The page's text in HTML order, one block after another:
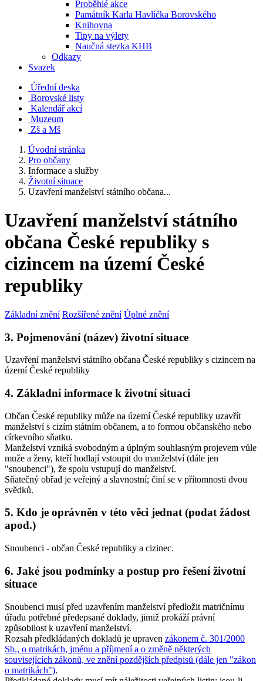
Proběhlé akce
Památník Karla Havlíčka Borovského
Knihovna
Tipy na výlety
Naučná stezka KHB
Odkazy
Svazek
Úřední deska
Borovské listy
Kalendář akcí
Muzeum
Zš a Mš
Úvodní stránka
Pro občany
Informace a služby
Životní situace
Uzavření manželství státního občana...
Uzavření manželství státního
občana České republiky s
cizincem na území České
republiky
Základní znění Rozšířené znění Úplné znění
3. Pojmenování (název) životní situace
Uzavření manželství státního občana České republiky s cizincem na
území České republiky
4. Základní informace k životní situaci
Občan České republiky může na území České republiky uzavřít
manželství s cizím státním občanem, a to formou občanského nebo
církevního sňatku.
Manželství vzniká svobodným a úplným souhlasným projevem vůle
muže a ženy, kteří hodlají vstoupit do manželství (dále jen
"snoubenci"), že spolu vstupují do manželství.
Sňatečný obřad je veřejný a slavnostní; činí se v přítomnosti dvou
svědků.
5. Kdo je oprávněn v této věci jednat (podat žádost
apod.)
Snoubenci - občan České republiky a cizinec.
6. Jaké jsou podmínky a postup pro řešení životní
situace
Snoubenci musí před uzavřením manželství předložit matričnímu
úřadu potřebné předepsané doklady, jimiž prokáží právní
způsobilost k uzavření manželství.
Rozsah předkládaných dokladů je upraven zákonem č. 301/2000
Sb., o matrikách, jménu a příjmení a o změně některých
souvisejících zákonů, ve znění pozdějších předpisů (dále jen "zákon
o matrikách").